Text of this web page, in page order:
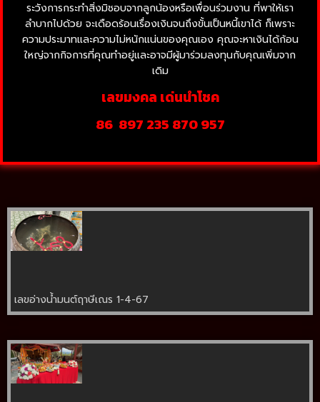
ระวังการกระทำสิ่งมิชอบจากลูกน้องหรือเพื่อนร่วมงาน ที่พาให้เรา
ลำบากไปด้วย จะเดือดร้อนเรื่องเงินจนถึงขั้นเป็นหนี้เขาได้ ก็เพราะ
ความประมาทและความไม่หนักแน่นของคุณเอง คุณจะหาเงินได้ก้อน
ใหญ่จากกิจการที่คุณทำอยู่และอาจมีผู้มาร่วมลงทุนกับคุณเพิ่มจาก
เดิม
เลขมงคล เด่นนำโชค
86 897 235 870 957
เลขอ่างน้ำมนต์ฤาษีเณร 1-4-67